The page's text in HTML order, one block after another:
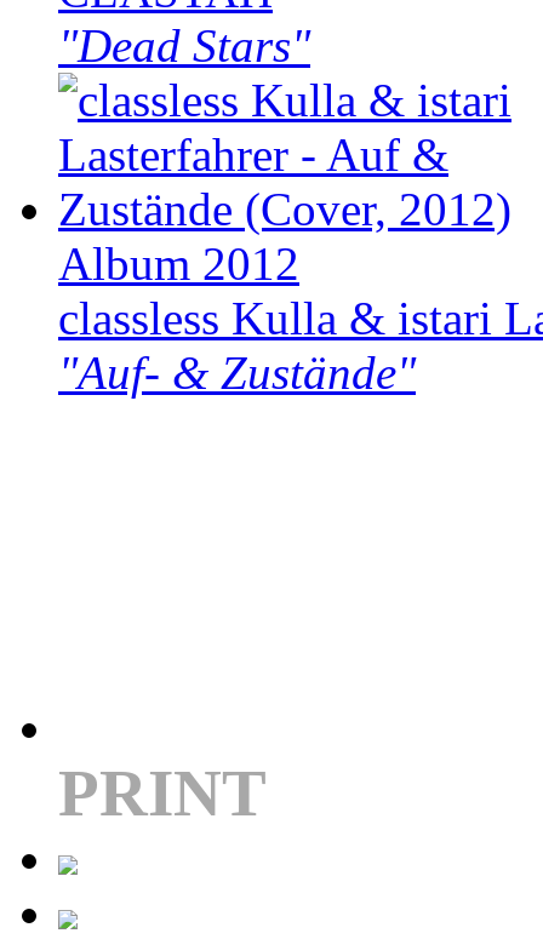
"Dead Stars"
Album 2012
classless Kulla & istari
"Auf- & Zustände"
PRINT